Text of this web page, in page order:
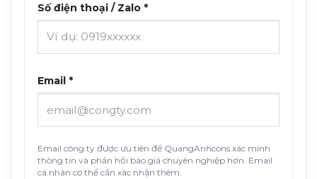
Số điện thoại / Zalo *
Email *
Email công ty được ưu tiên để QuangAnhcons xác minh
thông tin và phản hồi báo giá chuyên nghiệp hơn. Email
cá nhân có thể cần xác nhận thêm.